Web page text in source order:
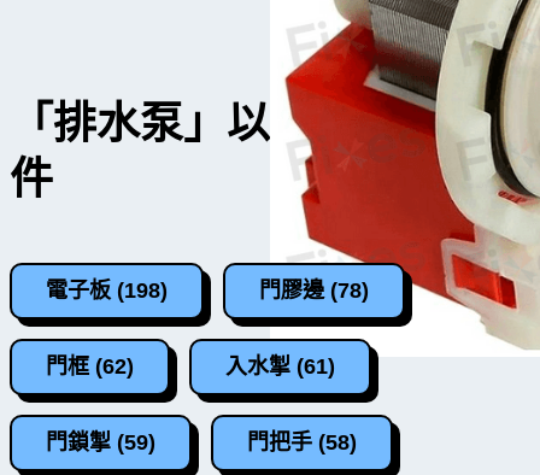
「排水泵」以外的洗衣機零
件
電子板 (198) 門膠邊 (78)
門框 (62) 入水掣 (61)
門鎖掣 (59) 門把手 (58)